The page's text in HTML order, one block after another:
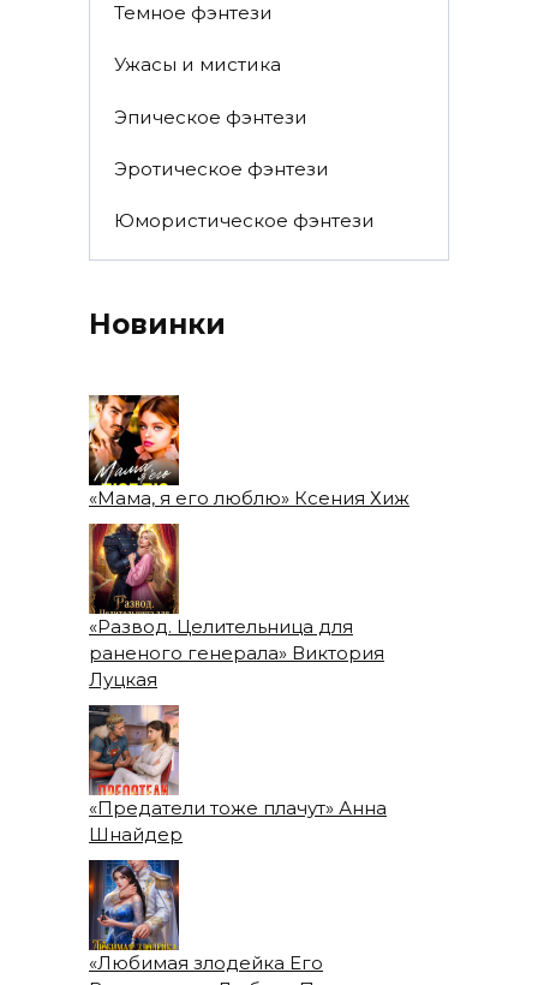
Темное фэнтези
Ужасы и мистика
Эпическое фэнтези
Эротическое фэнтези
Юмористическое фэнтези
Новинки
«Мама, я его люблю» Ксения Хиж
«Развод. Целительница для
раненого генерала» Виктория
Луцкая
«Предатели тоже плачут» Анна
Шнайдер
«Любимая злодейка Его